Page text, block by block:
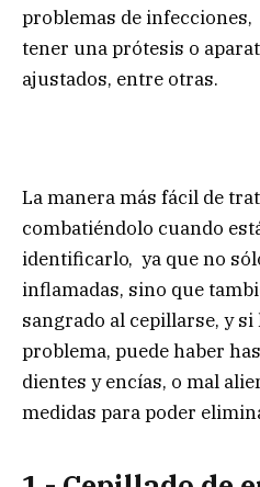
problemas de
tener una prótesis o
ajustados, entre otras.
La manera más fácil de
combatiéndolo cuando
identificarlo, ya que no
inflamadas, sino que
sangrado al cepillarse, y si
problema, puede haber
dientes y encías, o mal
medidas para poder